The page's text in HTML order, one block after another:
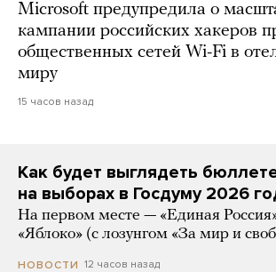
Microsoft предупредила о
кампании российских хакеров
общественных сетей Wi-Fi в
миру
15 часов назад
Как будет выглядеть
на выборах в Госдуму 2026
На первом месте — «Единая
«Яблоко» (с лозунгом «За мир и
НОВОСТИ 12 часов назад